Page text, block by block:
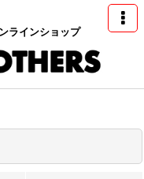
ラインショップ